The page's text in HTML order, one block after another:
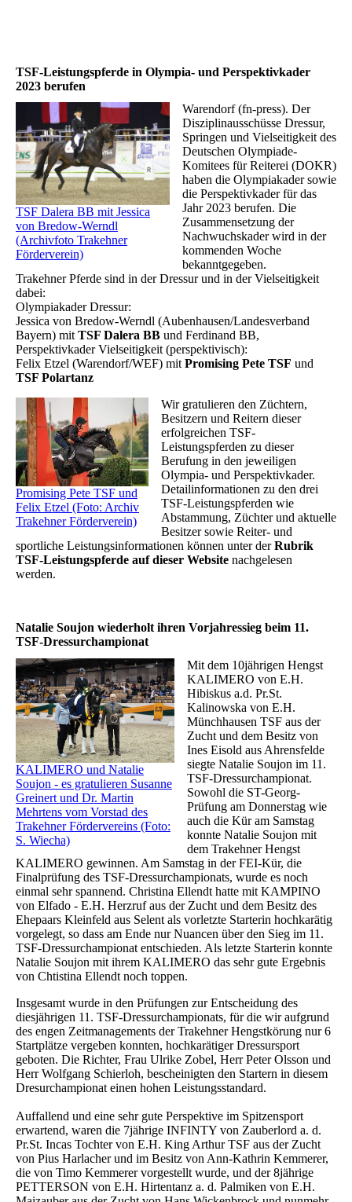
TSF-Leistungspferde in Olympia- und Perspektivkader
2023 berufen
TSF Dalera BB mit Jessica
von Bredow-Werndl
(Archivfoto Trakehner
Förderverein)
Warendorf (fn-press). Der
Disziplinausschüsse Dressur,
Springen und Vielseitigkeit des
Deutschen Olympiade-
Komitees für Reiterei (DOKR)
haben die Olympiakader sowie
die Perspektivkader für das
Jahr 2023 berufen. Die
Zusammensetzung der
Nachwuchskader wird in der
kommenden Woche
bekanntgegeben.
Trakehner Pferde sind in der Dressur und in der Vielseitigkeit
dabei:
Olympiakader Dressur:
Jessica von Bredow-Werndl (Aubenhausen/Landesverband
Bayern) mitTSF Dalera BB und Ferdinand BB,
Perspektivkader Vielseitigkeit (perspektivisch):
Felix Etzel (Warendorf/WEF) mitPromising Pete TSF und
TSF Polartanz
Promising Pete TSF und
Felix Etzel (Foto: Archiv
Trakehner Förderverein)
Wir gratulieren den Züchtern,
Besitzern und Reitern dieser
erfolgreichen TSF-
Leistungspferden zu dieser
Berufung in den jeweiligen
Olympia- und Perspektivkader.
Detailinformationen zu den drei
TSF-Leistungspferden wie
Abstammung, Züchter und aktuelle
Besitzer sowie Reiter- und
sportliche Leistungsinformationen können unter derRubrik
TSF-Leistungspferde auf dieser Website nachgelesen
werden.
Natalie Soujon wiederholt ihren Vorjahressieg beim 11.
TSF-Dressurchampionat
KALIMERO und Natalie
Soujon - es gratulieren Susanne
Greinert und Dr. Martin
Mehrtens vom Vorstad des
Trakehner Fördervereins (Foto:
S. Wiecha)
Mit dem 10jährigen Hengst
KALIMERO von E.H.
Hibiskus a.d. Pr.St.
Kalinowska von E.H.
Münchhausen TSF aus der
Zucht und dem Besitz von
Ines Eisold aus Ahrensfelde
siegte Natalie Soujon im 11.
TSF-Dressurchampionat.
Sowohl die ST-Georg-
Prüfung am Donnerstag wie
auch die Kür am Samstag
konnte Natalie Soujon mit
dem Trakehner Hengst
KALIMERO gewinnen. Am Samstag in der FEI-Kür, die
Finalprüfung des TSF-Dressurchampionats, wurde es noch
einmal sehr spannend. Christina Ellendt hatte mit KAMPINO
von Elfado - E.H. Herzruf aus der Zucht und dem Besitz des
Ehepaars Kleinfeld aus Selent als vorletzte Starterin hochkarätig
vorgelegt, so dass am Ende nur Nuancen über den Sieg im 11.
TSF-Dressurchampionat entschieden. Als letzte Starterin konnte
Natalie Soujon mit ihrem KALIMERO das sehr gute Ergebnis
von Chtistina Ellendt noch toppen.
Insgesamt wurde in den Prüfungen zur Entscheidung des
diesjährigen 11. TSF-Dressurchampionats, für die wir aufgrund
des engen Zeitmanagements der Trakehner Hengstkörung nur 6
Startplätze vergeben konnten, hochkarätiger Dressursport
geboten. Die Richter, Frau Ulrike Zobel, Herr Peter Olsson und
Herr Wolfgang Schierloh, bescheinigten den Startern in diesem
Dresurchampionat einen hohen Leistungsstandard.
Auffallend und eine sehr gute Perspektive im Spitzensport
erwartend, waren die 7jährige INFINTY von Zauberlord a. d.
Pr.St. Incas Tochter von E.H. King Arthur TSF aus der Zucht
von Pius Harlacher und im Besitz von Ann-Kathrin Kemmerer,
die von Timo Kemmerer vorgestellt wurde, und der 8jährige
PETTERSON von E.H. Hirtentanz a. d. Palmiken von E.H.